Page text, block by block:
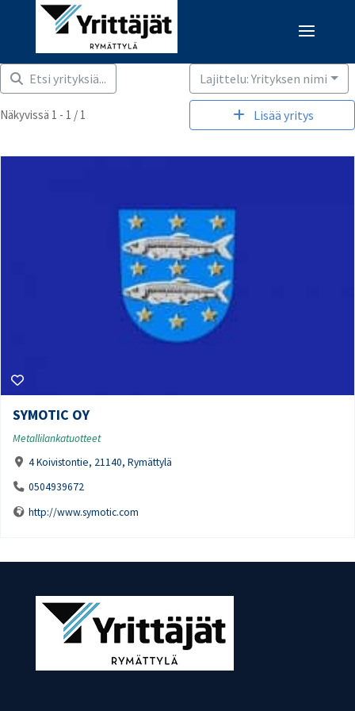
Etsi yrityksiä...
Näkyvissä 1 - 1 / 1
Lajittelu: Yrityksen nimi
Lisää yritys
SYMOTIC OY
Metallilankatuotteet
4 Koivistontie, 21140, Rymättylä
0504939672
http://www.symotic.com